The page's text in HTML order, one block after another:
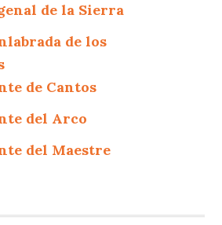
de la Sierra
de los
de Cantos
del Arco
del Maestre